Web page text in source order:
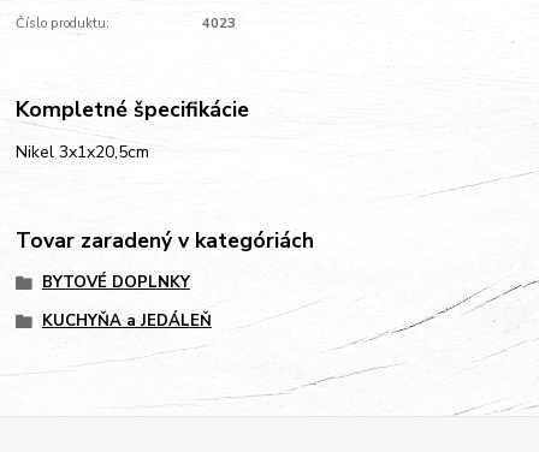
Číslo produktu: 4023
Kompletné špecifikácie
Nikel 3x1x20,5cm
Tovar zaradený v kategóriách
BYTOVÉ DOPLNKY
KUCHYŇA a JEDÁLEŇ